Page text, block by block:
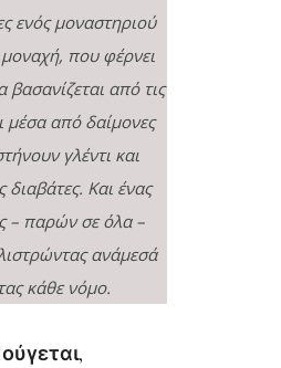
ενός μοναστηριού
που φέρνει
από τις
μέσα από δαίμονες
γλέντι και
Και ένας
– παρών σε όλα –
ανάμεσά
κάθε νόμο.